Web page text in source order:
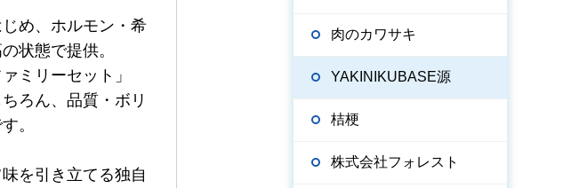
め、ホルモン・希
状態で提供。
ミリーセット」
ろん、品質・ボリ
。
を引き立てる独自
肉のカワサキ
YAKINIKUBASE源
桔梗
株式会社フォレスト